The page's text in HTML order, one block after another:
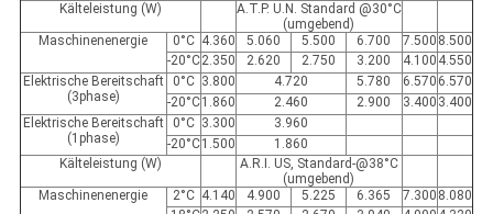
Kälteleistung (W)
A.T.P. U.N. Standard @30°C
(umgebend)
Maschinenenergie
0°C 4.360 5.060 5.500 6.700 7.500 8.500
-20°C2.350 2.620 2.750 3.200 4.100 4.550
Elektrische Bereitschaft
(3phase)
0°C 3.800 4.720 5.780 6.570 6.570
-20°C1.860 2.460 2.900 3.400 3.400
Elektrische Bereitschaft
(1phase)
0°C 3.300
3.960
-20°C1.500
1.860
Kälteleistung (W)
A.R.I. US, Standard-@38°C
(umgebend)
Maschinenenergie
2°C 4.140 4.900 5.225 6.365 7.300 8.080